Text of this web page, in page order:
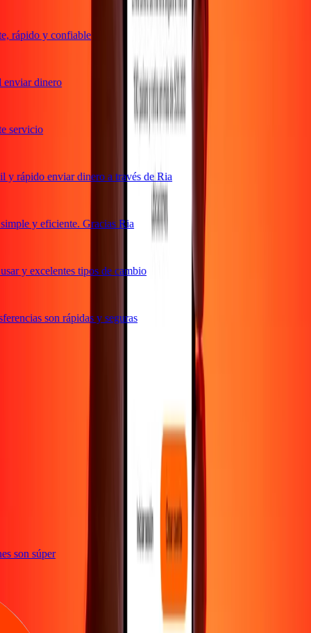
rápido y confiable
dinero
rápido enviar dinero a través de Ria
y eficiente. Gracias Ria
y excelentes tipos de cambio
son rápidas y seguras
son súper